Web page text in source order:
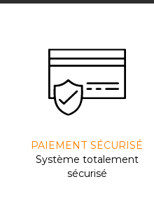
PAIEMENT SÉCURISÉ
Système totalement
sécurisé